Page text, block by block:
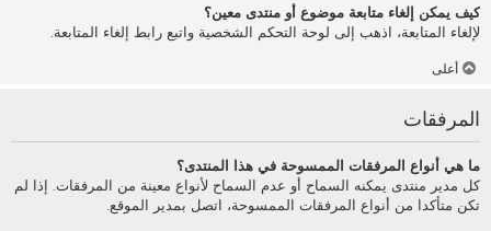
كيف يمكن إلغاء متابعة موضوع أو منتدى معين؟
لإلغاء المتابعة، اذهب إلى لوحة التحكم الشخصية واتبع رابط إلغاء المتابعة.
أعلى
المرفقات
ما هي أنواع المرفقات الممسوحة في هذا المنتدى؟
كل مدير منتدى يمكنه السماح أو عدم السماح لأنواع معينة من المرفقات. إذا لم
تكن متأكدا من أنواع المرفقات الممسوحة، اتصل بمدير الموقع.